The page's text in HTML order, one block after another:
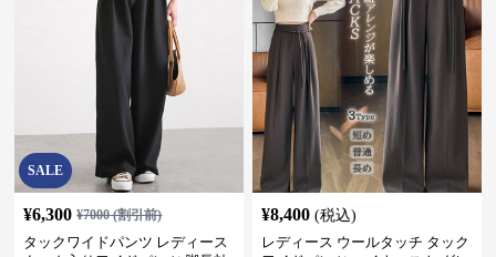
SALE
¥6,300 ¥7000(割引前)
タックワイドパンツ レディース
¥8,400 (税込)
レディース ウールタッチ タック